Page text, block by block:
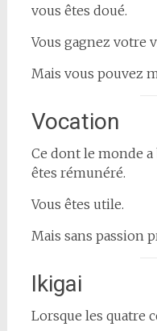
vous êtes doué.
Vous gagnez votre
Mais vous pouvez
Vocation
Ce dont le monde
êtes rémunéré.
Vous êtes utile.
Mais sans passion
Ikigai
Lorsque les quatre